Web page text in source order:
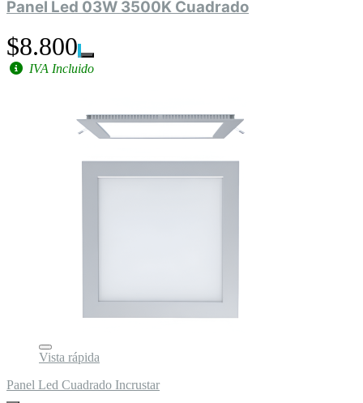
Panel Led 03W 3500K Cuadrado
$8.800
IVA Incluido
Vista rápida
Panel Led Cuadrado Incrustar